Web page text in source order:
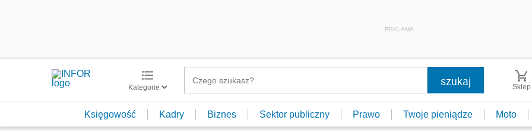
REKLAMA
Kategorie Sklep
Księgowość Kadry Biznes Sektor publiczny Prawo Twoje pieniądze Moto